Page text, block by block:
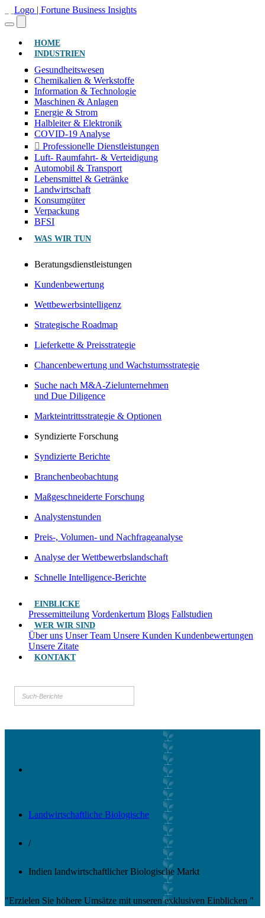
HOME(AKTUELL)
INDUSTRIEN
Gesundheitswesen
Chemikalien & Werkstoffe
Information & Technologie
Maschinen & Anlagen
Energie & Strom
Halbleiter & Elektronik
COVID-19 Analyse
Professionelle Dienstleistungen
Luft- Raumfahrt- & Verteidigung
Automobil & Transport
Lebensmittel & Getränke
Landwirtschaft
Konsumgüter
Verpackung
BFSI
WAS WIR TUN
Beratungsdienstleistungen
Kundenbewertung
Wettbewerbsintelligenz
Strategische Roadmap
Lieferkette & Preisstrategie
Chancenbewertung und Wachstumsstrategie
Suche nach M&A-Zielunternehmen
und Due Diligence
Markteintrittsstrategie & Optionen
Syndizierte Forschung
Syndizierte Berichte
Branchenbeobachtung
Maßgeschneiderte Forschung
Analystenstunden
Preis-, Volumen- und Nachfrageanalyse
Analyse der Wettbewerbslandschaft
Schnelle Intelligence-Berichte
EINBLICKE
Pressemitteilung Vordenkertum Blogs Fallstudien
WER WIR SIND
Über uns Unser Team Unsere Kunden Kundenbewertungen
Unsere Zitate
KONTAKT
Landwirtschaftliche Biologische
/
Indien landwirtschaftlicher Biologische Markt
"Erzielen Sie höhere Umsätze mit unseren exklusiven Einblicken "